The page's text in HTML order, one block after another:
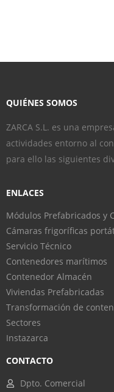
QUIÉNES SOMOS
ZARCA S.L. es una
actividades entorno al
para ello las siguientes
ENLACES
Módulos Prefabricados y
Cámaras frigoríficas
Servicio Técnico
Contenedores marítimos
Contenedor Almacén
Viviendas Prefabricadas
Transformación de
Sectores
Instazarca
CONTACTO
Dpto. Comercial